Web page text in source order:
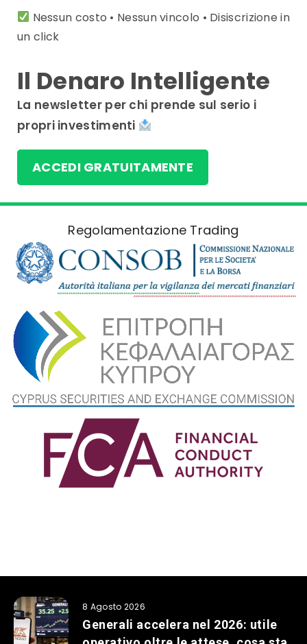
Nessun costo • Nessun vincolo • Disiscrizione in
un click
Il Denaro Intelligente
La newsletter per chi prende sul serio i
propri investimenti
ACCEDI GRATUITAMENTE
Regolamentazione Trading
8 Agosto 2026
Generali accelera nel 2026: utile